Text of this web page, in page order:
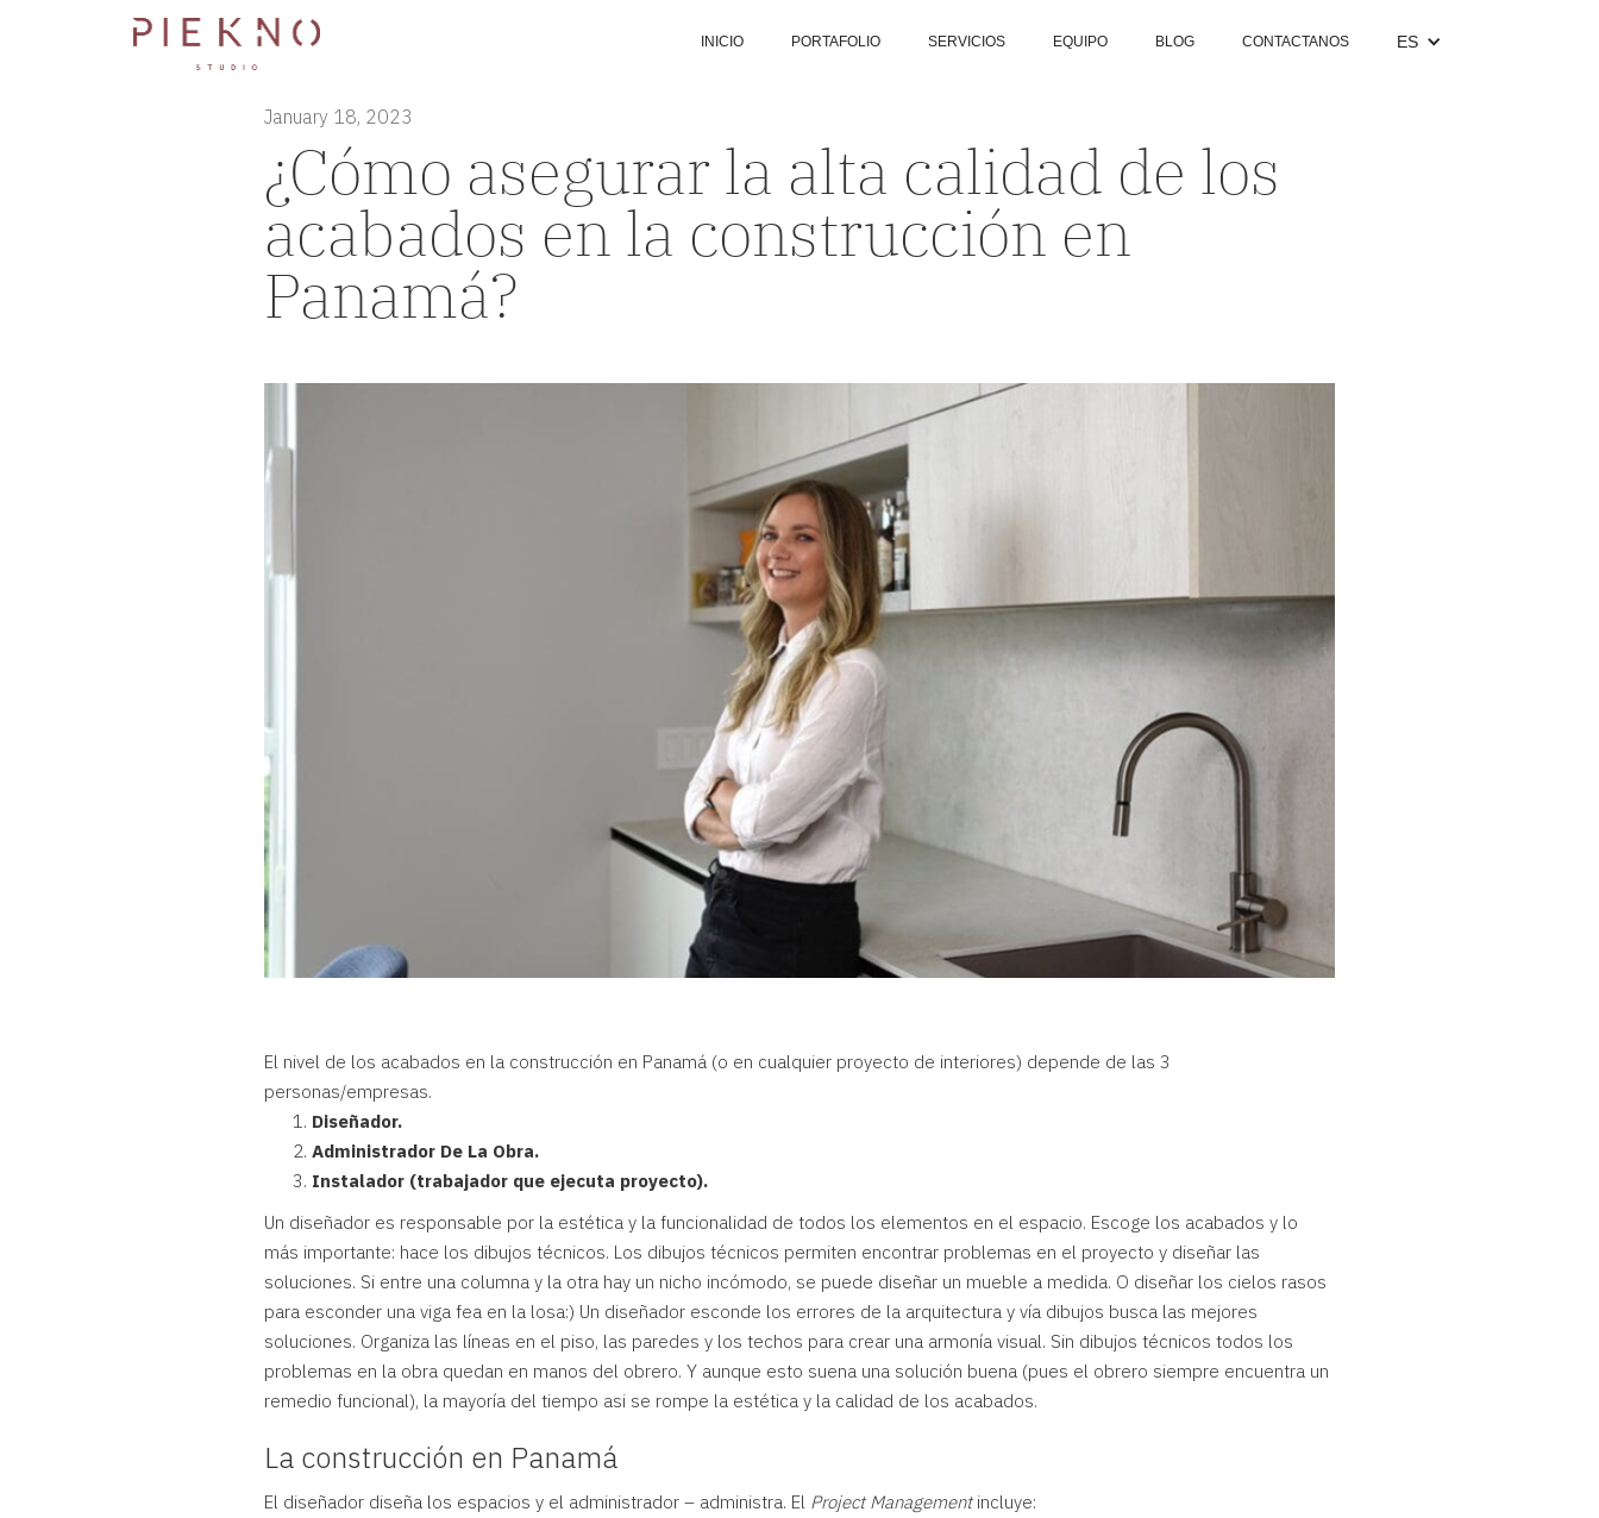
INICIO PORTAFOLIO SERVICIOS EQUIPO BLOG CONTACTANOS ES
January 18, 2023
¿Cómo asegurar la alta calidad de los
acabados en la construcción en
Panamá?
El nivel de los acabados en la construcción en Panamá (o en cualquier proyecto de interiores) depende de las 3
personas/empresas.
Diseñador.
Administrador De La Obra.
Instalador (trabajador que ejecuta proyecto).
Un diseñador es responsable por la estética y la funcionalidad de todos los elementos en el espacio. Escoge los acabados y lo
más importante: hace los dibujos técnicos. Los dibujos técnicos permiten encontrar problemas en el proyecto y diseñar las
soluciones. Si entre una columna y la otra hay un nicho incómodo, se puede diseñar un mueble a medida. O diseñar los cielos rasos
para esconder una viga fea en la losa:) Un diseñador esconde los errores de la arquitectura y vía dibujos busca las mejores
soluciones. Organiza las líneas en el piso, las paredes y los techos para crear una armonía visual. Sin dibujos técnicos todos los
problemas en la obra quedan en manos del obrero. Y aunque esto suena una solución buena (pues el obrero siempre encuentra un
remedio funcional), la mayoría del tiempo asi se rompe la estética y la calidad de los acabados.
La construcción en Panamá
El diseñador diseña los espacios y el administrador – administra. El Project Managementincluye: